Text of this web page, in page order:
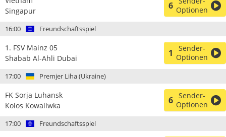
Singapur
6 Optionen
16:00 Freundschaftsspiel
1. FSV Mainz 05
Shabab Al-Ahli Dubai
1
Sender-
Optionen
17:00 Premjer Liha (Ukraine)
FK Sorja Luhansk
Kolos Kowaliwka
6 Sender-
Optionen
17:00 Freundschaftsspiel